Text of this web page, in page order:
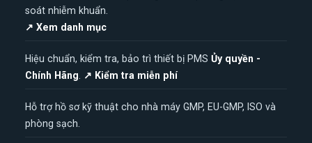
soát nhiễm khuẩn.
↗ Xem danh mục
Hiệu chuẩn, kiểm tra, bảo trì thiết bị PMS Ủy quyền -
Chính Hãng
↗ Kiểm tra miễn phí
Hỗ trợ hồ sơ kỹ thuật cho nhà máy GMP, EU-GMP, ISO và
phòng sạch.